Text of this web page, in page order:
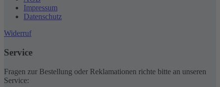
Impressum
Datenschutz
Widerruf
Service
Fragen zur Bestellung oder Reklamationen richte bitte an unseren
Service: